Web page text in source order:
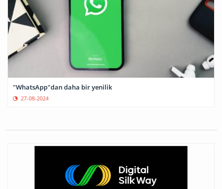
"WhatsApp"dan daha bir yenilik
27-08-2024